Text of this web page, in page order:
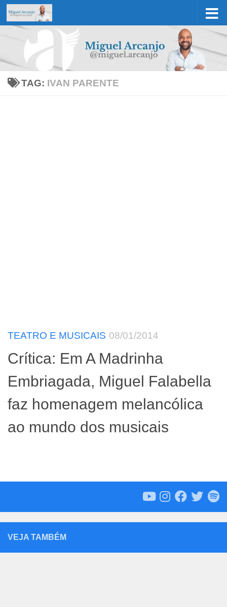
Skip to content
TAG: IVAN PARENTE
TEATRO E MUSICAIS 08/01/2014
Crítica: Em A Madrinha
Embriagada, Miguel Falabella
faz homenagem melancólica
ao mundo dos musicais
VEJA TAMBÉM